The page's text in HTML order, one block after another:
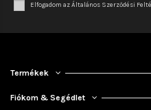
Elfogadom az Általános Szerződési
Termékek
Fiókom & Segédlet